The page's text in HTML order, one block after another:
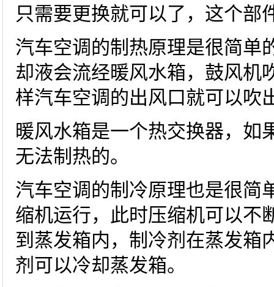
只需要更换就可以了，这个部
汽车空调的制热原理是很简单
却液会流经暖风水箱，鼓风机
样汽车空调的出风口就可以吹
暖风水箱是一个热交换器，如
无法制热的。
汽车空调的制冷原理也是很简
缩机运行，此时压缩机可以不
到蒸发箱内，制冷剂在蒸发箱
剂可以冷却蒸发箱。